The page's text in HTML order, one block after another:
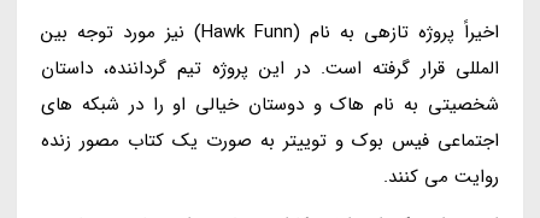
اخیراً پروژه تازهی به نام (Hawk Funn) نیز مورد توجه بین
المللی قرار گرفته است. در این پروژه تیم گرداننده، داستان
شخصیتی به نام هاک و دوستان خیالی او را در شبکه های
اجتماعی فیس بوک و توییتر به صورت یک کتاب مصور زنده
روایت می کنند.